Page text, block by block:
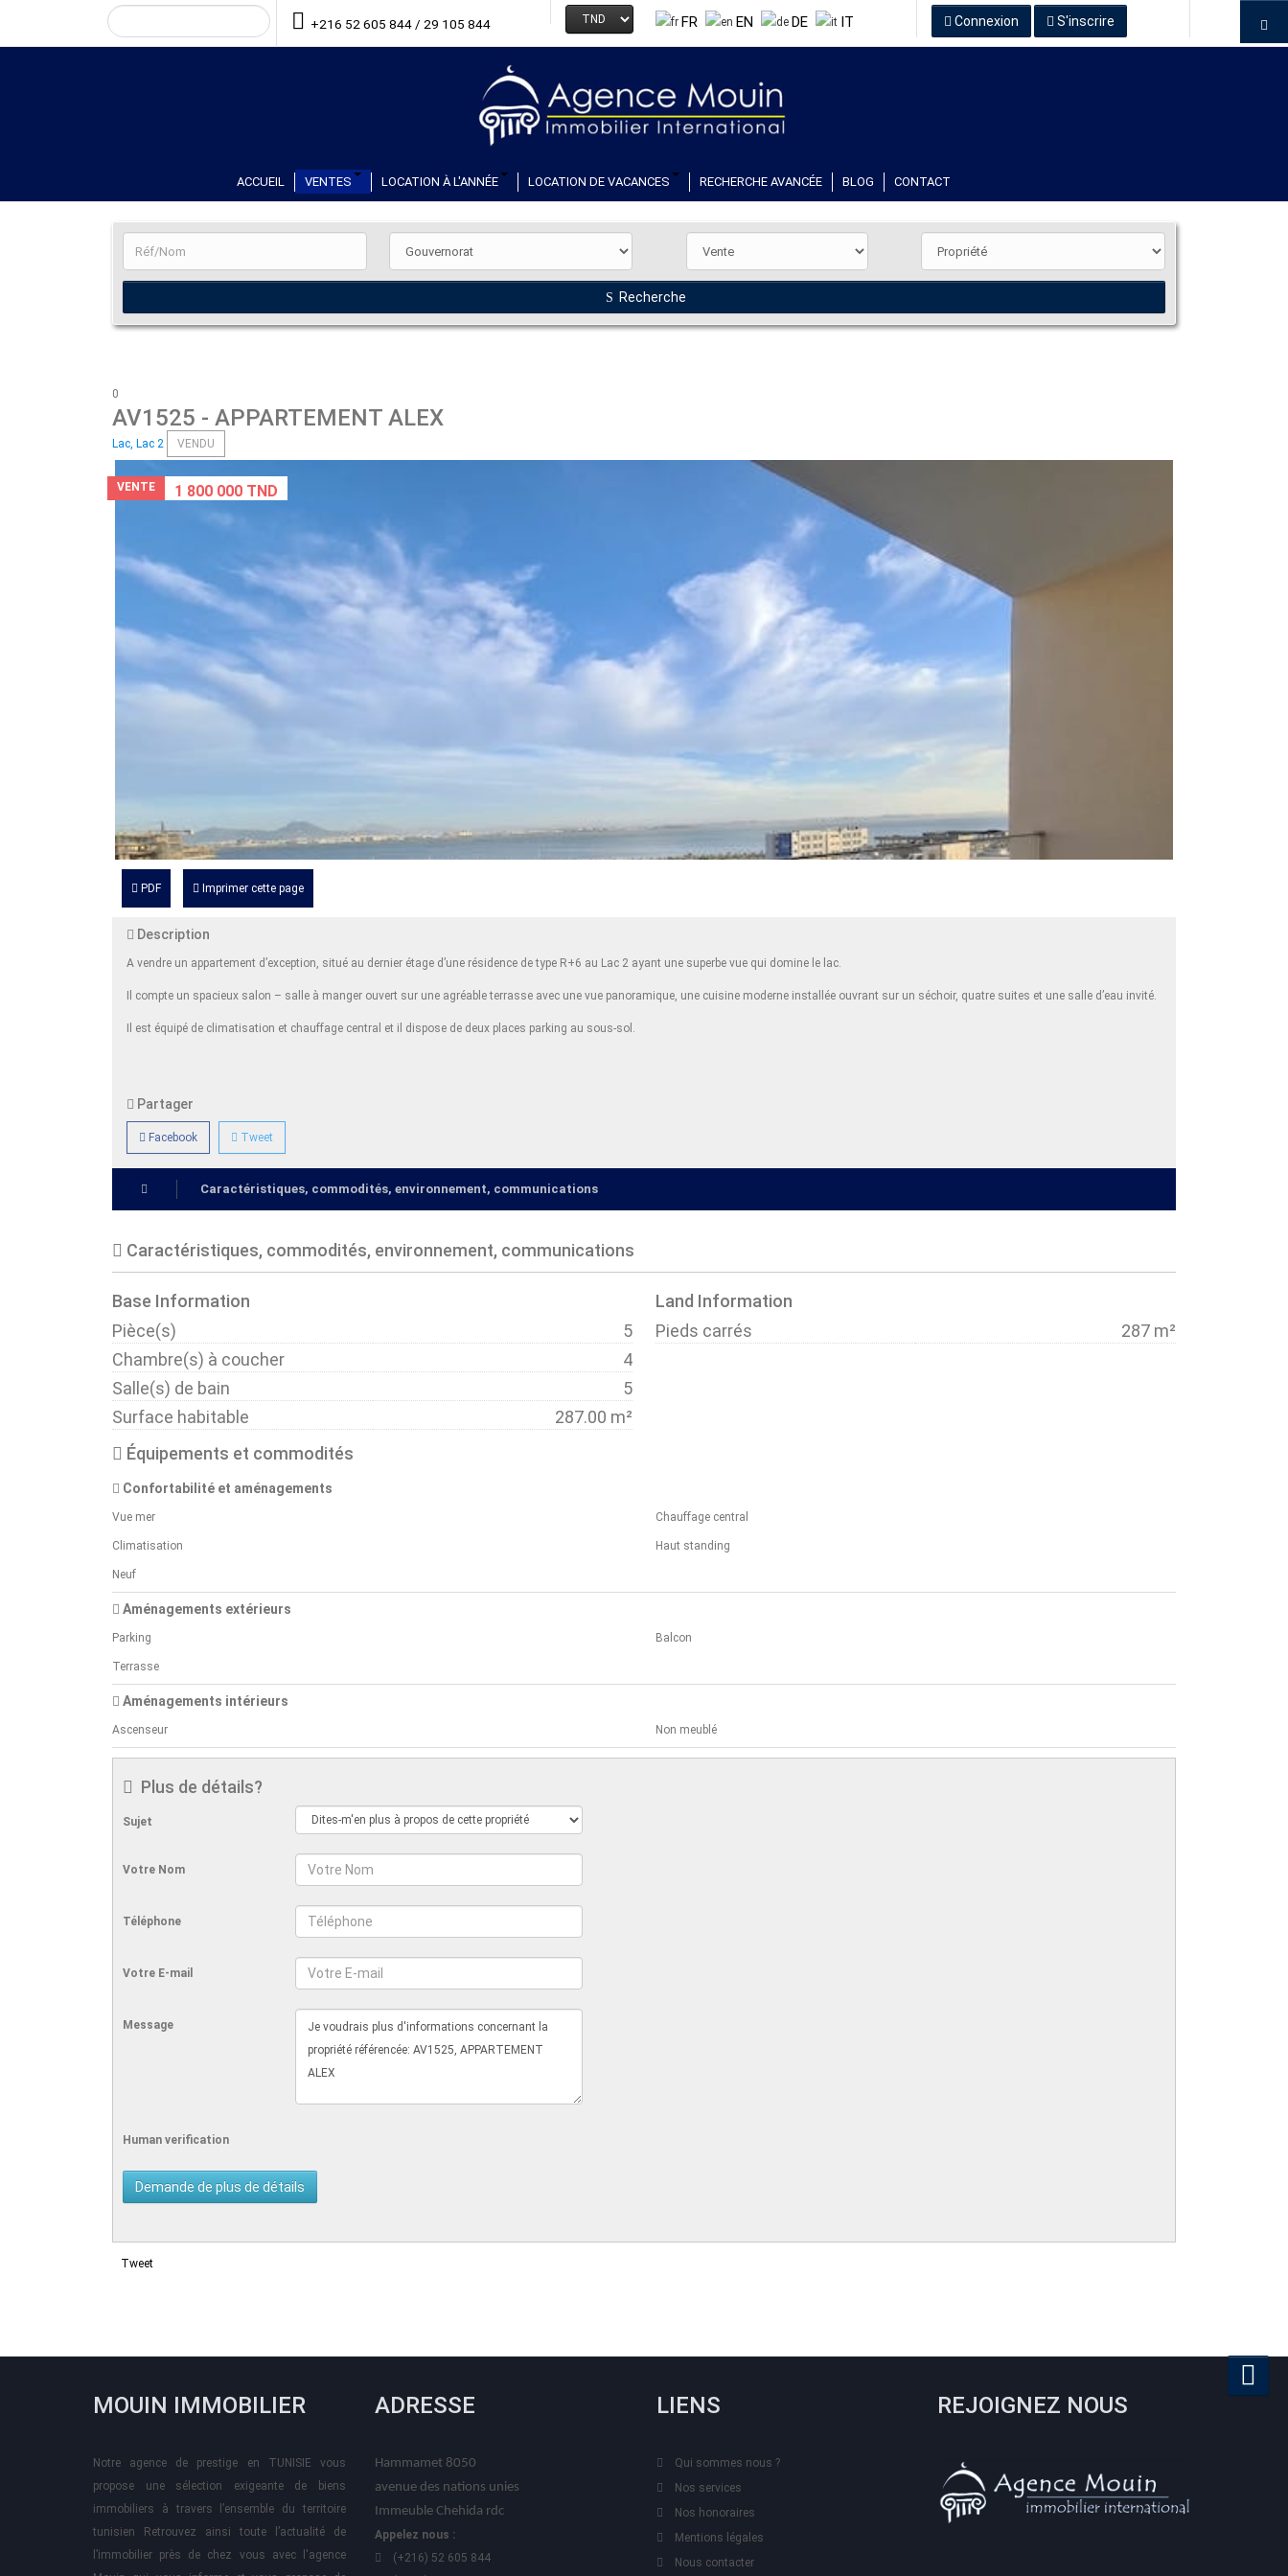
+216 52 605 844 / 29 105 844 FR EN DE IT Connexion S'inscrire
ACCUEIL VENTES LOCATION À L'ANNÉE LOCATION DE VACANCES RECHERCHE AVANCÉE BLOG CONTACT
Recherche
0
AV1525 - APPARTEMENT ALEX
Lac, Lac 2 VENDU
VENTE 1 800 000 TND
PDF Imprimer cette page
Description
A vendre un appartement d’exception, situé au dernier étage d’une résidence de type R+6 au Lac 2 ayant une superbe vue qui domine le lac.
Il compte un spacieux salon – salle à manger ouvert sur une agréable terrasse avec une vue panoramique, une cuisine moderne installée ouvrant sur un séchoir, quatre suites et une salle d’eau invité.
Il est équipé de climatisation et chauffage central et il dispose de deux places parking au sous-sol.
Partager
Facebook Tweet
Caractéristiques, commodités, environnement, communications
Caractéristiques, commodités, environnement, communications
Base Information
Pièce(s)
5
Chambre(s) à coucher
4
Salle(s) de bain
5
Surface habitable
287.00 m²
Land Information
Pieds carrés
287 m²
Équipements et commodités
Confortabilité et aménagements
Vue mer Chauffage central
Climatisation Haut standing
Neuf
Aménagements extérieurs
Parking Balcon
Terrasse
Aménagements intérieurs
Ascenseur Non meublé
Plus de détails?
Sujet
Votre Nom
Téléphone
Votre E-mail
Message
Human verification
Tweet
MOUIN IMMOBILIER
Notre agence de prestige en TUNISIE vous
propose une sélection exigeante de biens
immobiliers à travers l’ensemble du territoire
tunisien Retrouvez ainsi toute l’actualité de
l’immobilier près de chez vous avec l'agence
ADRESSE
Hammamet 8050
avenue des nations unies
Immeuble Chehida rdc
Appelez nous :
(+216) 52 605 844
LIENS
Qui sommes nous ?
Nos services
Nos honoraires
Mentions légales
Nous contacter
REJOIGNEZ NOUS